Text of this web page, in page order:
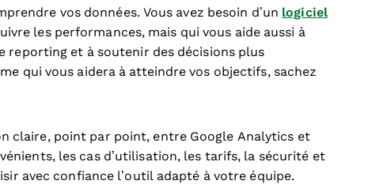
vos données. Vous avez besoin d’un logiciel
les performances, mais qui vous aide aussi à
reporting et à soutenir des décisions plus
qui vous aidera à atteindre vos objectifs, sachez
claire, point par point, entre Google Analytics et
les cas d’utilisation, les tarifs, la sécurité et
avec confiance l’outil adapté à votre équipe.